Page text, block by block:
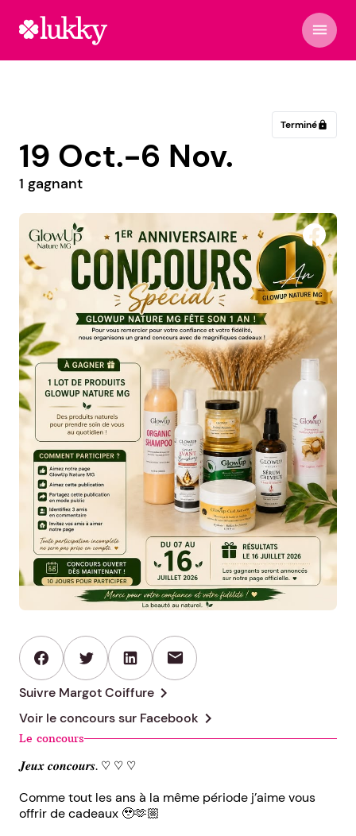
menu
Terminélock
19 Oct.-6 Nov.
1 gagnant
Margot Coiffure
mail
Suivre Margot Coiffure chevron_right
Voir le concours sur Facebook chevron_right
Le concours
𝑱𝒆𝒖𝒙 𝒄𝒐𝒏𝒄𝒐𝒖𝒓𝒔. ♡ ♡ ♡
Comme tout les ans à la même période j’aime vous
offrir de cadeaux 🥹🫶🏼